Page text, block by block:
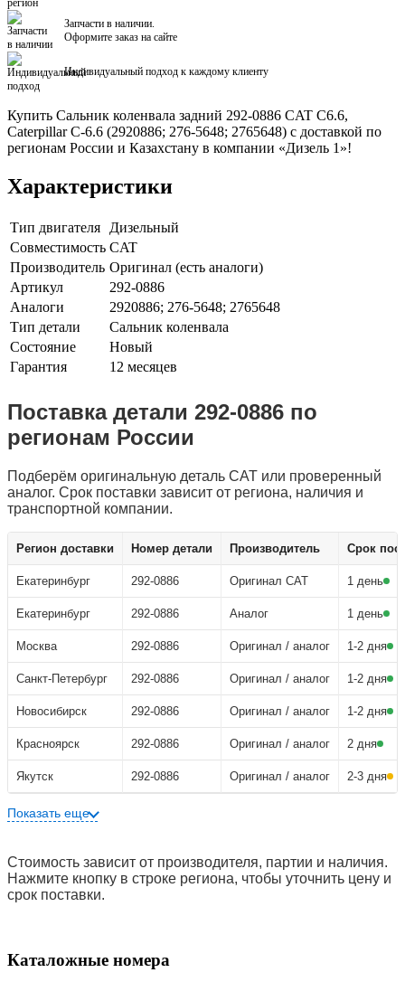
Запчасти в наличии.
Оформите заказ на сайте
Индивидуальный подход к каждому клиенту
Купить Сальник коленвала задний 292-0886 CAT C6.6,
Caterpillar C-6.6 (2920886; 276-5648; 2765648) с доставкой по
регионам России и Казахстану в компании «Дизель 1»!
Характеристики
Тип двигателя
Дизельный
Совместимость CAT
Производитель Оригинал (есть аналоги)
Артикул
292-0886
Аналоги
2920886; 276-5648; 2765648
Тип детали
Сальник коленвала
Состояние
Новый
Гарантия
12 месяцев
Поставка детали 292-0886 по
регионам России
Подберём оригинальную деталь CAT или проверенный
аналог. Срок поставки зависит от региона, наличия и
транспортной компании.
Заказать деталь 292-0886
Регион доставки Номер детали Производитель Срок
Екатеринбург 292-0886 Оригинал CAT 1 день
Екатеринбург 292-0886 Аналог 1 день
Москва 292-0886 Оригинал / аналог 1-2 дня
Санкт-Петербург 292-0886 Оригинал / аналог 1-2 дня
Новосибирск 292-0886 Оригинал / аналог 1-2 дня
Красноярск 292-0886 Оригинал / аналог 2 дня
Якутск 292-0886 Оригинал / аналог 2-3 дня
Показать еще
Стоимость зависит от производителя, партии и наличия.
Нажмите кнопку в строке региона, чтобы уточнить цену и
срок поставки.
Каталожные номера